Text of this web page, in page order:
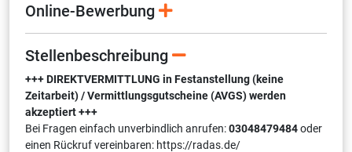
Online-Bewerbung
Stellenbeschreibung
+++ DIREKTVERMITTLUNG in Festanstellung (keine
Zeitarbeit) / Vermittlungsgutscheine (AVGS) werden
akzeptiert +++
Bei Fragen einfach unverbindlich anrufen:03048479484oder
einen Rückruf vereinbaren: https://radas.de/